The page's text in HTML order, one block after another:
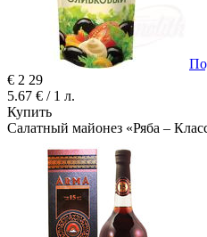
€ 2 29
5.67 € / 1 л.
Купить
Салатный майонез «Ряба –